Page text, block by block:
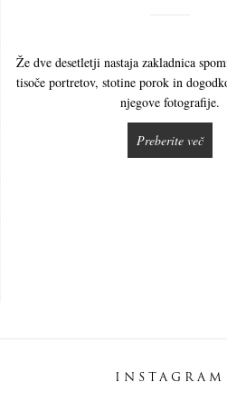
Že dve desetletji nastaja zakladnica
tisoče portretov, stotine porok in
njegove fotografije.
Preberite več
INSTAGRAM